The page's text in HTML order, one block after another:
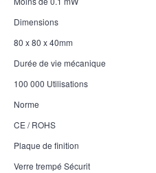
Dimensions
80 x 80 x 40mm
Durée de vie mécanique
100 000 Utilisations
Norme
CE / ROHS
Plaque de finition
Verre trempé Sécurit